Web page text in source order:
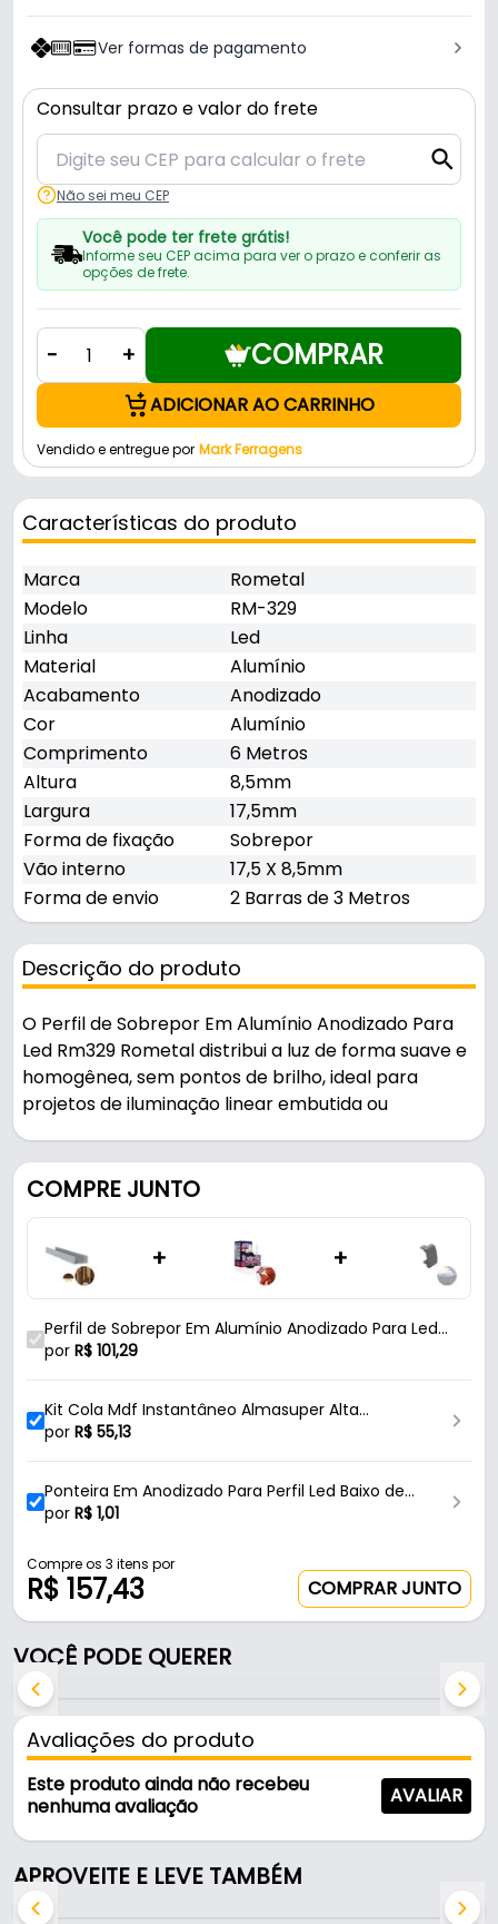
Ver formas de pagamento
Consultar prazo e valor do frete
Não sei meu CEP
Você pode ter frete grátis!
Informe seu CEP acima para ver o prazo e conferir as
opções de frete.
- + COMPRAR
ADICIONAR AO CARRINHO
Vendido e entregue por Mark Ferragens
Características do produto
Marca
Rometal
Modelo
RM-329
Linha
Led
Material
Alumínio
Acabamento
Anodizado
Cor
Alumínio
Comprimento
6 Metros
Altura
8,5mm
Largura
17,5mm
Forma de fixação
Sobrepor
Vão interno
17,5 X 8,5mm
Forma de envio
2 Barras de 3 Metros
Descrição do produto
O Perfil de Sobrepor Em Alumínio Anodizado Para
Led Rm329 Rometal distribui a luz de forma suave e
homogênea, sem pontos de brilho, ideal para
projetos de iluminação linear embutida ou
Pode ser usado em projetos de iluminação e
instalações elétricas.
Fabricado em Alumínio com acabamento
anodizado, é resistente e durável no uso diário. A
fixação é feita por sobrepor.
- Marca: Rometal
- Modelo: RM-329
- Material: Alumínio
- Acabamento: Anodizado
- Cor: Alumínio
- Comprimento: 6 Metros
- Altura: 8,5mm
- Largura: 17,5mm
- Forma de fixação: Sobrepor
- Vão interno: 17,5 X 8,5mm
- Forma de envio: 2 Barras de 3 Metros
- 6 Metros - (2 Barras de 3 Metros).
Indicações de Ponteiras (PE329):
PE-329 - Rometal.
- Tampa de Acabamento De Perfil Embutido Alto,
COMPRE JUNTO
+ +
Perfil de Sobrepor Em Alumínio Anodizado Para Led
Rm329 Rometal
por R$ 101,29
Kit Cola Mdf Instantâneo Almasuper Alta
Resistencia
por R$ 55,13
Ponteira Em Anodizado Para Perfil Led Baixo de
Sobrepor Pe329 Rometal
por R$ 1,01
Compre os 3 itens por
R$ 157,43 COMPRAR JUNTO
VOCÊ PODE QUERER
Avaliações do produto
Este produto ainda não recebeu
nenhuma avaliação
AVALIAR
APROVEITE E LEVE TAMBÉM